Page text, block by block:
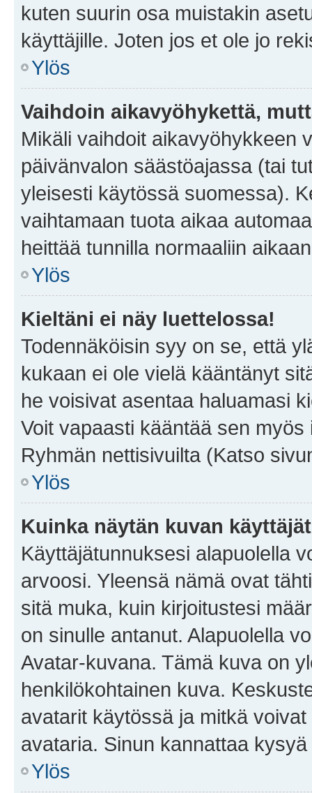
kuten suurin osa muistakin
käyttäjille. Joten jos et ole jo
Ylös
Vaihdoin aikavyöhykettä,
Mikäli vaihdoit aikavyöhykkeen
päivänvalon säästöajassa (tai
yleisesti käytössä suomessa).
vaihtamaan tuota aikaa
heittää tunnilla normaaliin
Ylös
Kieltäni ei näy luettelossa!
Todennäköisin syy on se, että
kukaan ei ole vielä kääntänyt
he voisivat asentaa haluamasi
Voit vapaasti kääntää sen
Ryhmän nettisivuilta (Katso
Ylös
Kuinka näytän kuvan
Käyttäjätunnuksesi alapuolella
arvoosi. Yleensä nämä ovat
sitä muka, kuin kirjoitustesi
on sinulle antanut. Alapuolella
Avatar-kuvana. Tämä kuva on
henkilökohtainen kuva.
avatarit käytössä ja mitkä
avataria. Sinun kannattaa
Ylös